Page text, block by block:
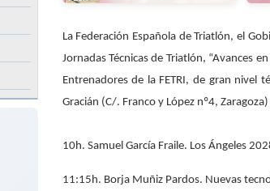
La Federación Española de Triatlón, el
Jornadas Técnicas de Triatlón, “Avances
Entrenadores de la FETRI, de gran nivel
Gracián (C/. Franco y López nº4,
10h. Samuel García Fraile. Los Ángeles
11:15h. Borja Muñiz Pardos. Nuevas